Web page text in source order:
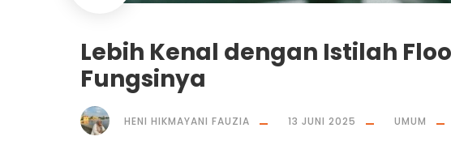
Lebih Kenal dengan Istilah
Fungsinya
HENI HIKMAYANI FAUZIA 13 JUNI 2025 UMUM